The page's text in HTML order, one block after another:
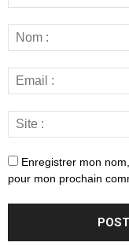
Enregistrer mon
pour mon prochain